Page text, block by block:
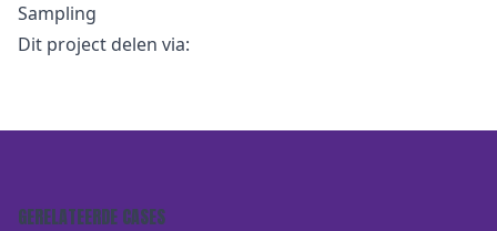
Sampling
Dit project delen via:
GERELATEERDE CASES